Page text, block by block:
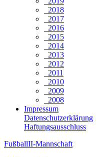
2018
2017
2016
2015
2014
2013
2012
2011
2010
2009
2008
Impressum
Datenschutzerklärung
Haftungsausschluss
FußballII-Mannschaft